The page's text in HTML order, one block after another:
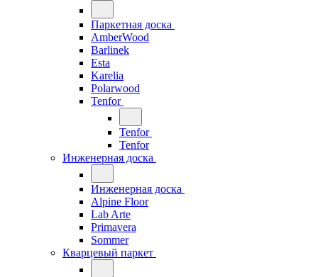
Паркетная доска
AmberWood
Barlinek
Esta
Karelia
Polarwood
Tenfor
Tenfor
Tenfor
Инженерная доска
Инженерная доска
Alpine Floor
Lab Arte
Primavera
Sommer
Кварцевый паркет